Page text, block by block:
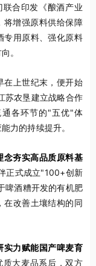
合印发《酿酒产业
增强原料供给保障
专用原料、强化原料
。
在上世纪末，便开始
苏农垦建立战略合作
各环节的"五优"体
力的持续提升。
念夯实高品质原料基
正式成立"100+创新
啤酒糟开发的有机肥
在改善土壤结构的同
实力赋能国产啤麦育
大麦品系后，双方